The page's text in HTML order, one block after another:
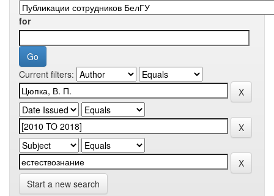
for
Current filters:
Start a new search